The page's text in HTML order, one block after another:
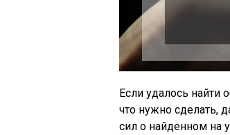
Если удалось найти
что нужно сделать,
сил о найденном на